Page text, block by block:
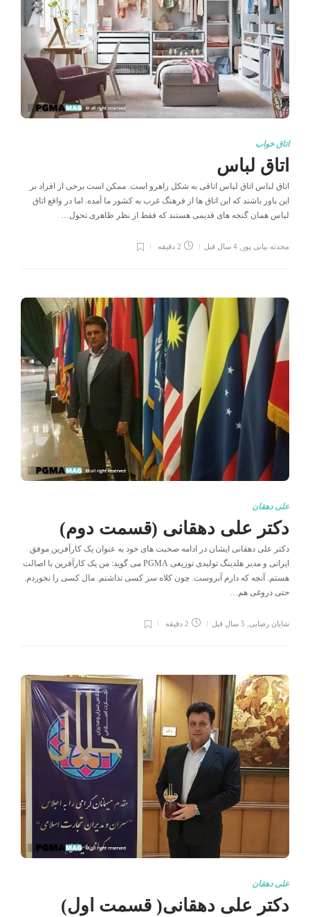
اتاق خواب
اتاق لباس
اتاق لباس اتاق لباس اتاقی به شکل راهرو است. ممکن است برخی از افراد بر
این باور باشند که این اتاق ها از فرهنگ غرب به کشور ما آمده. اما در واقع اتاق
لباس همان گنجه های قدیمی هستند که فقط از نظر ظاهری تحول…
محدثه بیانی پور 4 سال قبل 2 دقیقه
علی دهقان
دکتر علی دهقانی (قسمت دوم)
دکتر علی دهقانی ایشان در ادامه صحبت های خود به عنوان یک کارآفرین موفق
ایرانی و مدیر هلدینگ تولیدی توزیعی PGMA می گوید: من یک کارآفرین با اصالت
هستم. آنچه که دارم آبروست. چون کلاه سر کسی نذاشتم. مال کسی را نخوردم.
حتی دروغی هم…
شایان رضایی 5 سال قبل 2 دقیقه
علی دهقان
دکتر علی دهقانی( قسمت اول)